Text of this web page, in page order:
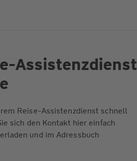
Assistenzdienst
Reise-Assistenzdienst schnell
sich den Kontakt hier einfach
und im Adressbuch